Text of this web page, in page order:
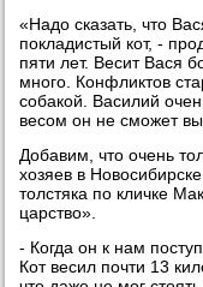
«Надо сказать, что
покладистый кот, -
пяти лет. Весит Вася
много. Конфликтов
собакой. Василий
весом он не сможет
Добавим, что очень
хозяев в
толстяка по кличке
царство».
- Когда он к нам
Кот весил почти 13